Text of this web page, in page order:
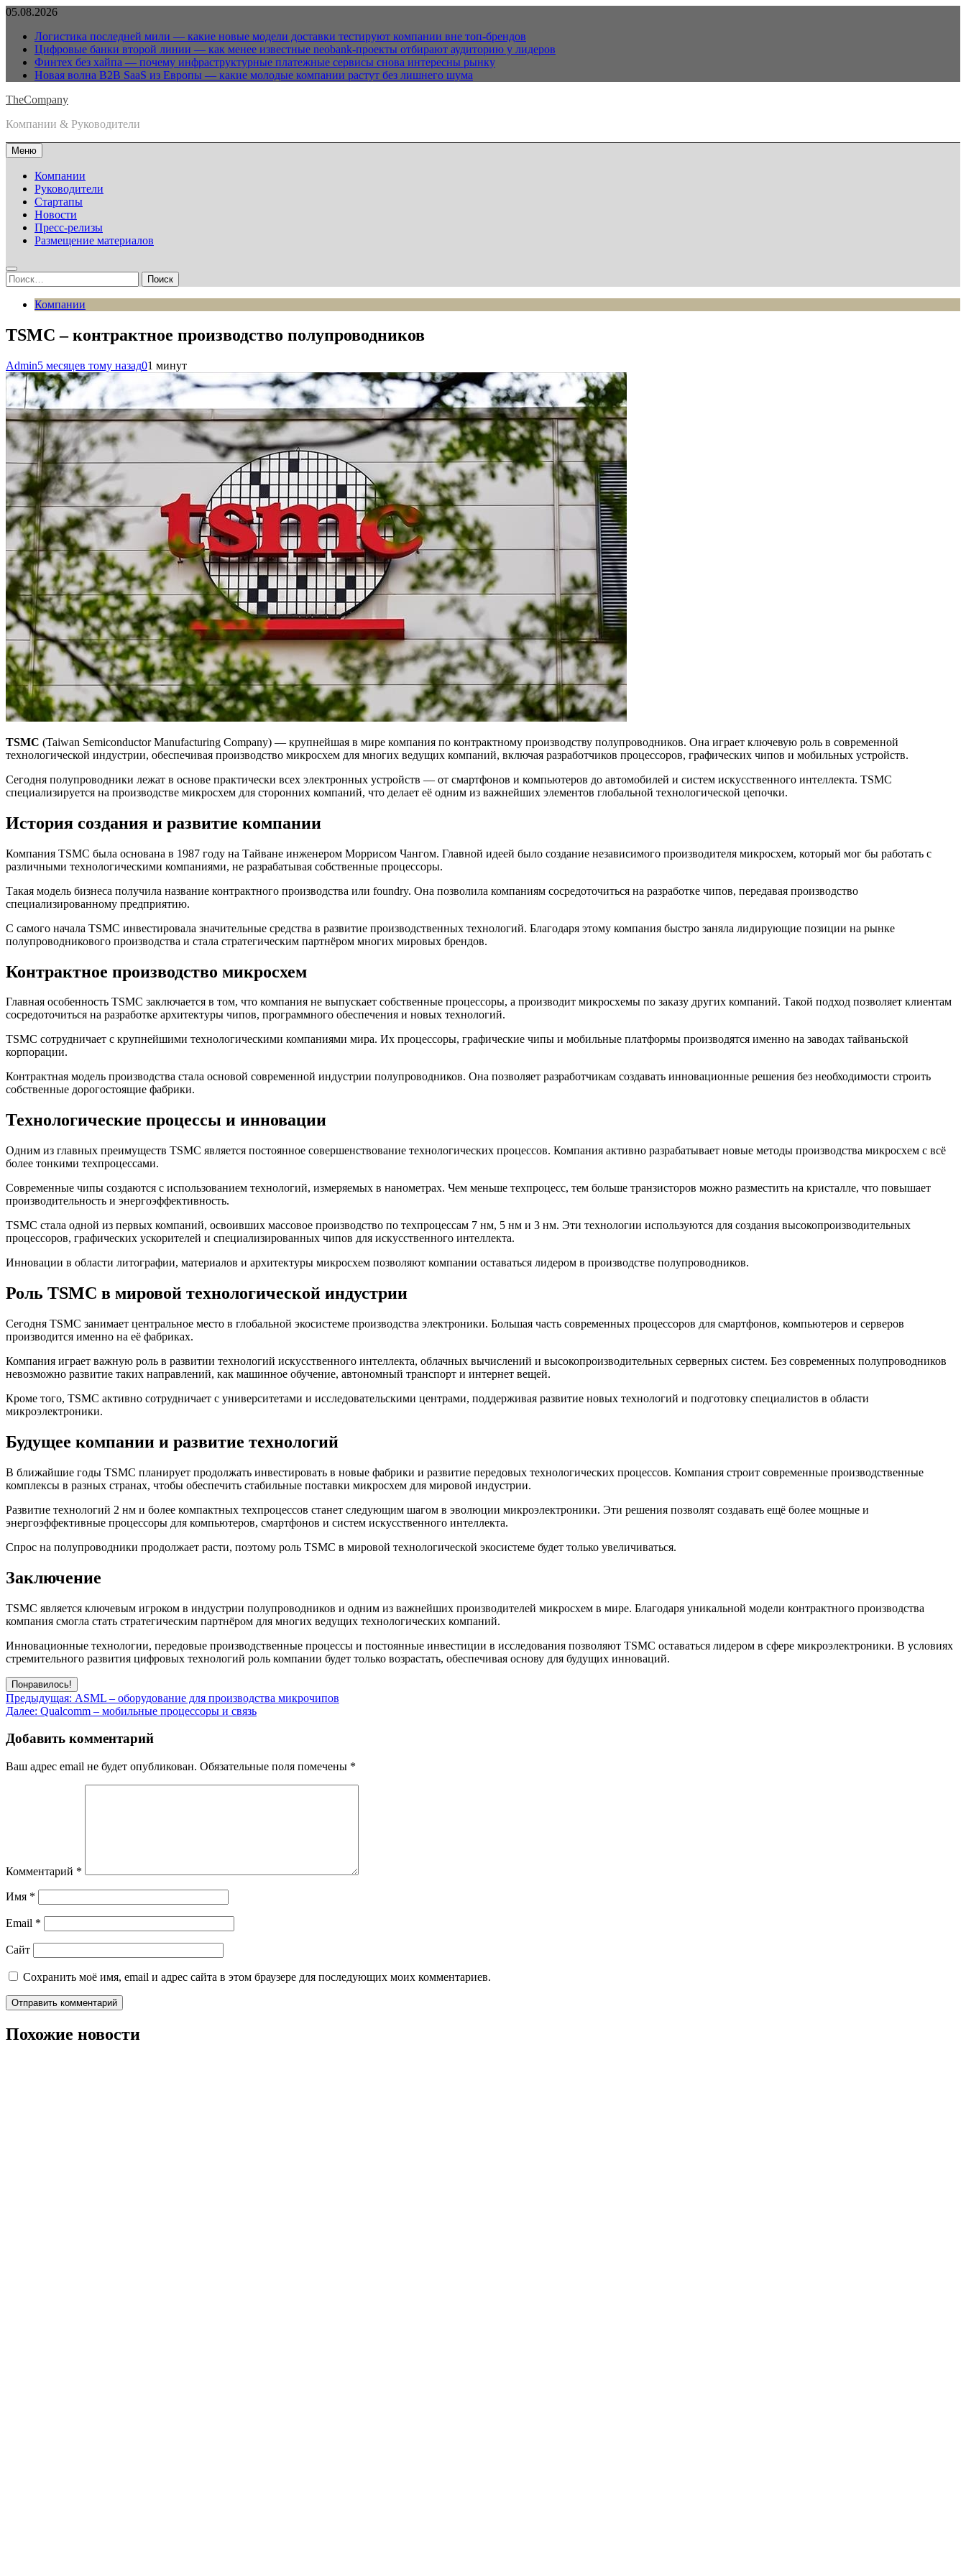
Перейти
содержимому
05.08.2026
Логистика последней мили — какие новые модели доставки тестируют компании вне топ-брендов
Цифровые банки второй линии — как менее известные neobank-проекты отбирают аудиторию у лидеров
Финтех без хайпа — почему инфраструктурные платежные сервисы снова интересны рынку
Новая волна B2B SaaS из Европы — какие молодые компании растут без лишнего шума
TheCompany
Компании & Руководители
Меню
Компании
Руководители
Стартапы
Новости
Пресс-релизы
Размещение материалов
Найти:
Компании
TSMC – контрактное производство полупроводников
Admin5 месяцев тому назад01 минут
TSMC (Taiwan Semiconductor Manufacturing Company) — крупнейшая в мире компания по контрактному производству полупроводников. Она играет ключевую роль в современной
технологической индустрии, обеспечивая производство микросхем для многих ведущих компаний, включая разработчиков процессоров, графических чипов и мобильных устройств.
Сегодня полупроводники лежат в основе практически всех электронных устройств — от смартфонов и компьютеров до автомобилей и систем искусственного интеллекта. TSMC
специализируется на производстве микросхем для сторонних компаний, что делает её одним из важнейших элементов глобальной технологической цепочки.
История создания и развитие компании
Компания TSMC была основана в 1987 году на Тайване инженером Моррисом Чангом. Главной идеей было создание независимого производителя микросхем, который мог бы работать с
различными технологическими компаниями, не разрабатывая собственные процессоры.
Такая модель бизнеса получила название контрактного производства или foundry. Она позволила компаниям сосредоточиться на разработке чипов, передавая производство
специализированному предприятию.
С самого начала TSMC инвестировала значительные средства в развитие производственных технологий. Благодаря этому компания быстро заняла лидирующие позиции на рынке
полупроводникового производства и стала стратегическим партнёром многих мировых брендов.
Контрактное производство микросхем
Главная особенность TSMC заключается в том, что компания не выпускает собственные процессоры, а производит микросхемы по заказу других компаний. Такой подход позволяет клиентам
сосредоточиться на разработке архитектуры чипов, программного обеспечения и новых технологий.
TSMC сотрудничает с крупнейшими технологическими компаниями мира. Их процессоры, графические чипы и мобильные платформы производятся именно на заводах тайваньской
корпорации.
Контрактная модель производства стала основой современной индустрии полупроводников. Она позволяет разработчикам создавать инновационные решения без необходимости строить
собственные дорогостоящие фабрики.
Технологические процессы и инновации
Одним из главных преимуществ TSMC является постоянное совершенствование технологических процессов. Компания активно разрабатывает новые методы производства микросхем с всё
более тонкими техпроцессами.
Современные чипы создаются с использованием технологий, измеряемых в нанометрах. Чем меньше техпроцесс, тем больше транзисторов можно разместить на кристалле, что повышает
производительность и энергоэффективность.
TSMC стала одной из первых компаний, освоивших массовое производство по техпроцессам 7 нм, 5 нм и 3 нм. Эти технологии используются для создания высокопроизводительных
процессоров, графических ускорителей и специализированных чипов для искусственного интеллекта.
Инновации в области литографии, материалов и архитектуры микросхем позволяют компании оставаться лидером в производстве полупроводников.
Роль TSMC в мировой технологической индустрии
Сегодня TSMC занимает центральное место в глобальной экосистеме производства электроники. Большая часть современных процессоров для смартфонов, компьютеров и серверов
производится именно на её фабриках.
Компания играет важную роль в развитии технологий искусственного интеллекта, облачных вычислений и высокопроизводительных серверных систем. Без современных полупроводников
невозможно развитие таких направлений, как машинное обучение, автономный транспорт и интернет вещей.
Кроме того, TSMC активно сотрудничает с университетами и исследовательскими центрами, поддерживая развитие новых технологий и подготовку специалистов в области
микроэлектроники.
Будущее компании и развитие технологий
В ближайшие годы TSMC планирует продолжать инвестировать в новые фабрики и развитие передовых технологических процессов. Компания строит современные производственные
комплексы в разных странах, чтобы обеспечить стабильные поставки микросхем для мировой индустрии.
Развитие технологий 2 нм и более компактных техпроцессов станет следующим шагом в эволюции микроэлектроники. Эти решения позволят создавать ещё более мощные и
энергоэффективные процессоры для компьютеров, смартфонов и систем искусственного интеллекта.
Спрос на полупроводники продолжает расти, поэтому роль TSMC в мировой технологической экосистеме будет только увеличиваться.
Заключение
TSMC является ключевым игроком в индустрии полупроводников и одним из важнейших производителей микросхем в мире. Благодаря уникальной модели контрактного производства
компания смогла стать стратегическим партнёром для многих ведущих технологических компаний.
Инновационные технологии, передовые производственные процессы и постоянные инвестиции в исследования позволяют TSMC оставаться лидером в сфере микроэлектроники. В условиях
стремительного развития цифровых технологий роль компании будет только возрастать, обеспечивая основу для будущих инноваций.
Понравилось!
Навигация
по
записям
Предыдущая: ASML – оборудование для производства микрочипов
Далее: Qualcomm – мобильные процессоры и связь
Добавить комментарий
Ваш адрес email не будет опубликован. Обязательные поля помечены *
Комментарий *
Имя *
Email *
Сайт
Сохранить моё имя, email и адрес сайта в этом браузере для последующих моих комментариев.
Похожие новости